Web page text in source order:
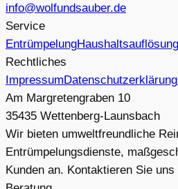
info@wolfundsauber.de
Service
EntrümpelungHaushaltsauflösung
Rechtliches
ImpressumDatenschutzerklärung
Am Margretengraben 10
35435 Wettenberg-Launsbach
Wir bieten umweltfreundliche
Entrümpelungsdienste,
Kunden an. Kontaktieren Sie